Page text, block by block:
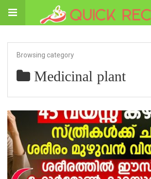
Browsing category
Medicinal plant